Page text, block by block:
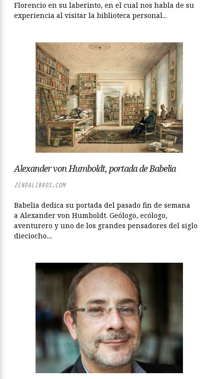
Florencio en su laberinto, en el cual nos habla de su
experiencia al visitar la biblioteca personal...
Alexander von Hum­boldt, portada de Babelia
ZENDALIBROS.COM
Babelia dedica su portada del pasado fin de semana
a Alexander von Hum­boldt. Geólogo, ecólogo,
aventurero y uno de los grandes pensadores del siglo
dieciocho....